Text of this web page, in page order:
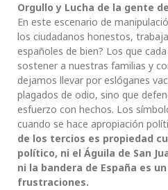
Orgullo y Lucha de la gente
En este escenario de
los ciudadanos honestos,
españoles de bien? Los que
sostener a nuestras familias y
dejamos llevar por eslóganes
plagados de odio, sino que
esfuerzo con hechos. Los
cuando se hace apropiación
de los tercios es propiedad
político, ni el Águila de San
ni la bandera de España es
frustraciones.